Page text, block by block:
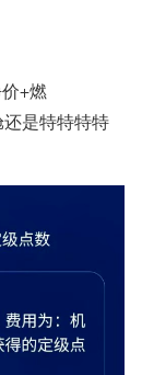
+燃
是特特特特